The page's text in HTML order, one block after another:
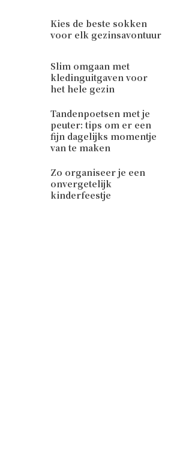
Kies de beste sokken
voor elk gezinsavontuur
Slim omgaan met
kledinguitgaven voor
het hele gezin
Tandenpoetsen met je
peuter: tips om er een
fijn dagelijks momentje
van te maken
Zo organiseer je een
onvergetelijk
kinderfeestje